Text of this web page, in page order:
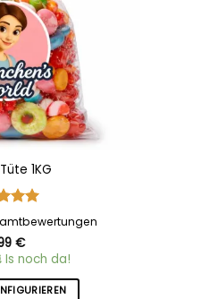
1KG
€
Is noch da!